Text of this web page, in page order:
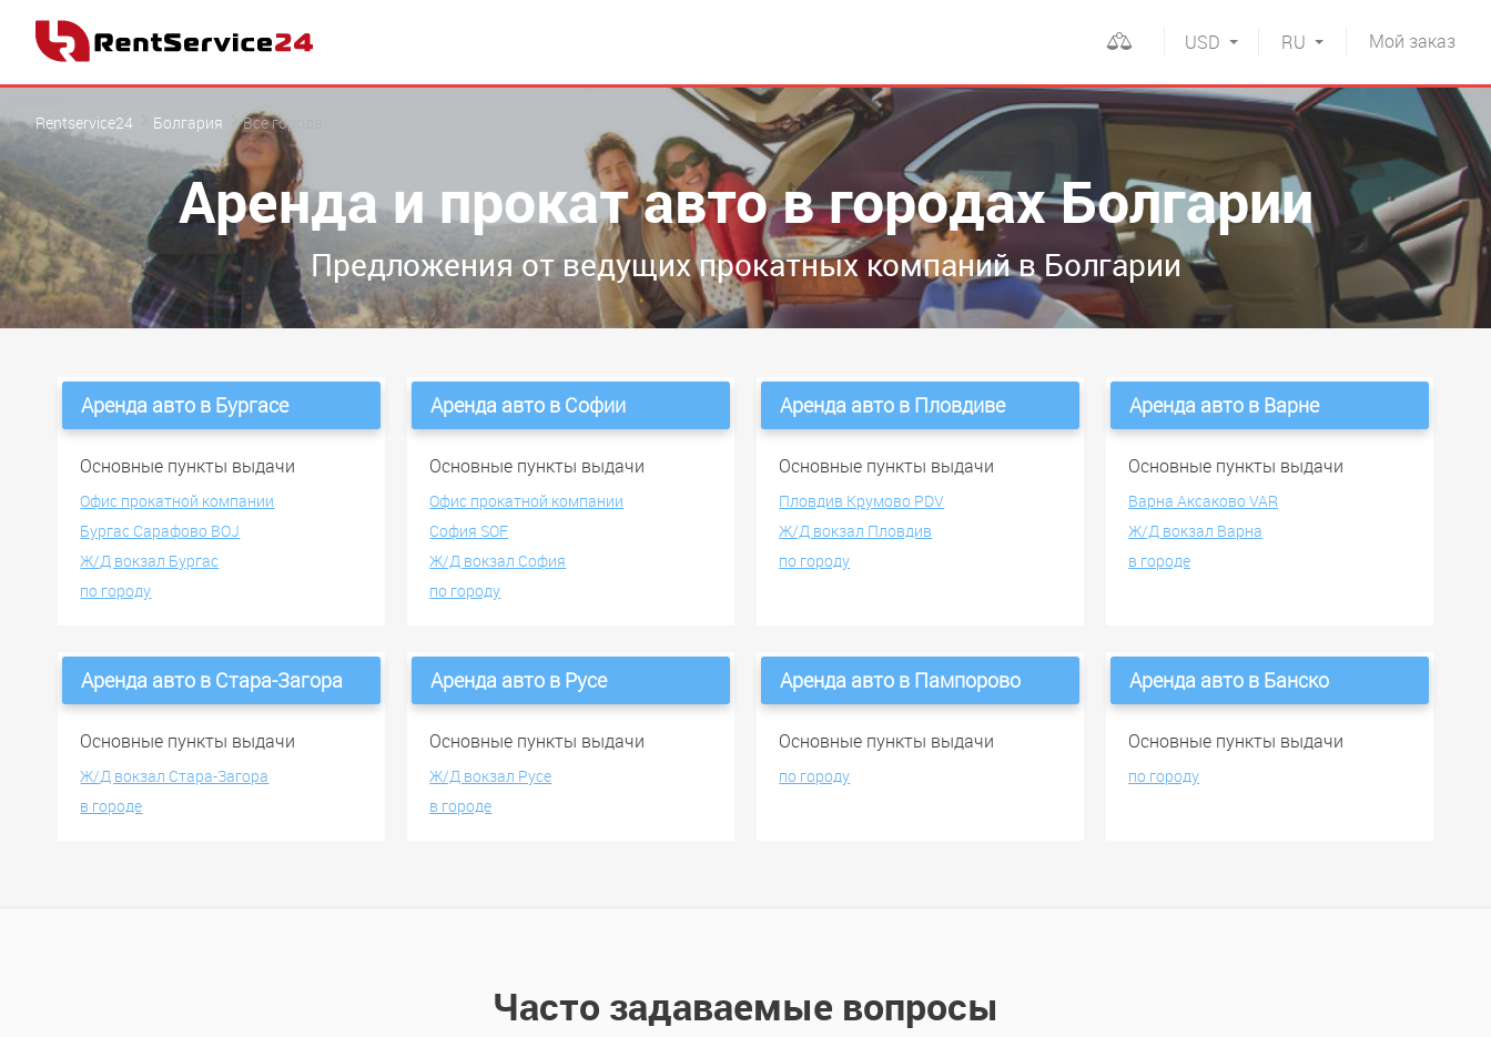
Мой заказ
RU
USD
Rentservice24 Болгария Все города
Аренда и прокат авто в городах Болгарии
Предложения от ведущих прокатных компаний в Болгарии
Аренда авто в Бургасе
Основные пункты выдачи
Офис прокатной компании
Бургас Сарафово BOJ
Ж/Д вокзал Бургас
по городу
Аренда авто в Софии
Основные пункты выдачи
Офис прокатной компании
София SOF
Ж/Д вокзал София
по городу
Аренда авто в Пловдиве
Основные пункты выдачи
Пловдив Крумово PDV
Ж/Д вокзал Пловдив
по городу
Аренда авто в Варне
Основные пункты выдачи
Варна Аксаково VAR
Ж/Д вокзал Варна
в городе
Аренда авто в Стара-Загора
Основные пункты выдачи
Ж/Д вокзал Стара-Загора
в городе
Аренда авто в Русе
Основные пункты выдачи
Ж/Д вокзал Русе
в городе
Аренда авто в Пампорово
Основные пункты выдачи
по городу
Аренда авто в Банско
Основные пункты выдачи
по городу
Часто задаваемые вопросы